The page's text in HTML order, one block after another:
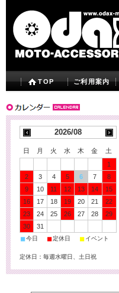
TOP ご利用案内
2026/08
日 月 火 水 木 金
土
1
2
3 4 5 6 7
8
9
10 11 12 13 14
15
16
17 18 19 20 21
22
23
24 25 26 27 28
29
30
31
■今日 ■定休日 ■ イベント
定休日：毎週水曜日、土日祝